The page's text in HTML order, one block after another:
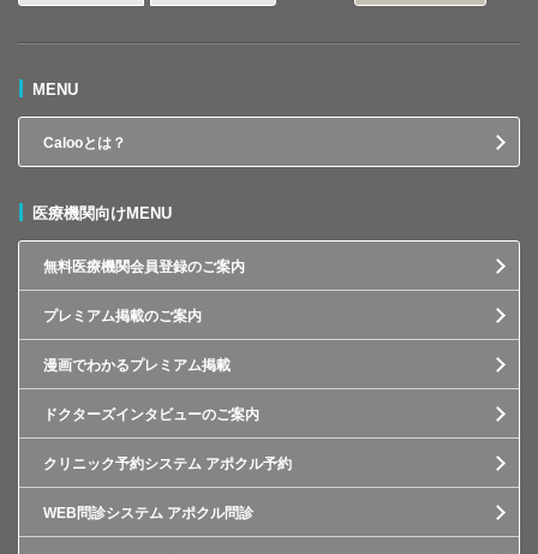
MENU
Calooとは？
医療機関向けMENU
無料医療機関会員登録のご案内
プレミアム掲載のご案内
漫画でわかるプレミアム掲載
ドクターズインタビューのご案内
クリニック予約システム アポクル予約
WEB問診システム アポクル問診